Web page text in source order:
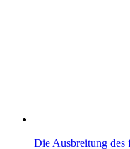
Die Ausbreitung des